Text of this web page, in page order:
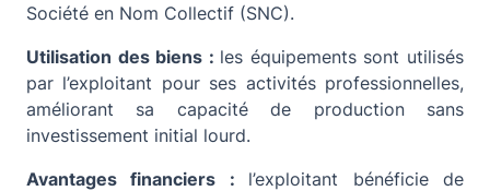
Société en Nom Collectif (SNC).
Utilisation des biens : les équipements sont utilisés
par l’exploitant pour ses activités professionnelles,
améliorant sa capacité de production sans
investissement initial lourd.
Avantages financiers : l’exploitant bénéficie de